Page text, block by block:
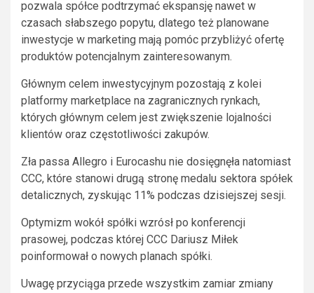
pozwala spółce podtrzymać ekspansję nawet w
czasach słabszego popytu, dlatego też planowane
inwestycje w marketing mają pomóc przybliżyć ofertę
produktów potencjalnym zainteresowanym.
Głównym celem inwestycyjnym pozostają z kolei
platformy marketplace na zagranicznych rynkach,
których głównym celem jest zwiększenie lojalności
klientów oraz częstotliwości zakupów.
Zła passa Allegro i Eurocashu nie dosięgnęła natomiast
CCC, które stanowi drugą stronę medalu sektora spółek
detalicznych, zyskując 11% podczas dzisiejszej sesji.
Optymizm wokół spółki wzrósł po konferencji
prasowej, podczas której CCC Dariusz Miłek
poinformował o nowych planach spółki.
Uwagę przyciąga przede wszystkim zamiar zmiany